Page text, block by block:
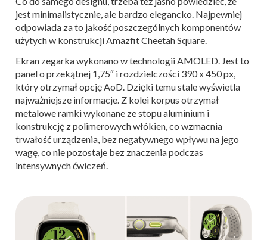
jest minimalistycznie, ale bardzo elegancko. Najpewniej
odpowiada za to jakość poszczególnych komponentów
użytych w konstrukcji Amazfit Cheetah Square.
Ekran zegarka wykonano w technologii AMOLED. Jest to
panel o przekątnej 1,75″ i rozdzielczości 390 x 450 px,
który otrzymał opcję AoD. Dzięki temu stale wyświetla
najważniejsze informacje. Z kolei korpus otrzymał
metalowe ramki wykonane ze stopu aluminium i
konstrukcję z polimerowych włókien, co wzmacnia
trwałość urządzenia, bez negatywnego wpływu na jego
wagę, co nie pozostaje bez znaczenia podczas
intensywnych ćwiczeń.